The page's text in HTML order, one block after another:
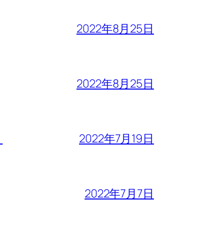
2022年8月25日
2022年8月25日
2022年7月19日
2022年7月7日